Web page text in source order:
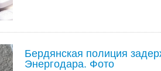
Бердянская полиция
Энергодара. Фото